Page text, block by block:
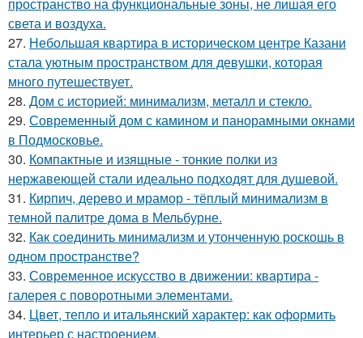
света и воздуха.
27. Небольшая квартира в историческом центре Казани
стала уютным пространством для девушки, которая
много путешествует.
28. Дом с историей: минимализм, металл и стекло.
29. Современный дом с камином и панорамными окнами
в Подмосковье.
30. Компактные и изящные - тонкие полки из
нержавеющей стали идеально подходят для душевой.
31. Кирпич, дерево и мрамор - тёплый минимализм в
темной палитре дома в Мельбурне.
32. Как соединить минимализм и утонченную роскошь в
одном пространстве?
33. Современное искусство в движении: квартира -
галерея с поворотными элементами.
34. Цвет, тепло и итальянский характер: как оформить
интерьер с настроением.